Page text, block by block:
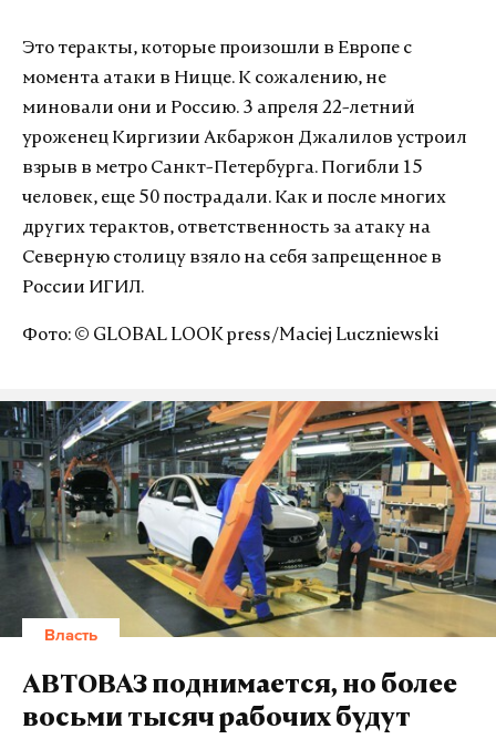
Это теракты, которые произошли в Европе с
момента атаки в Ницце. К сожалению, не
миновали они и Россию. 3 апреля 22-летний
уроженец Киргизии Акбаржон Джалилов устроил
взрыв в метро Санкт-Петербурга. Погибли 15
человек, еще 50 пострадали. Как и после многих
других терактов, ответственность за атаку на
Северную столицу взяло на себя запрещенное в
России ИГИЛ.
Фото: © GLOBAL LOOK press/Maciej Luczniewski
Власть
АВТОВАЗ поднимается, но более
восьми тысяч рабочих будут